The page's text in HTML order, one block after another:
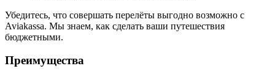
Убедитесь, что совершать перелёты выгодно возможно с
Aviakassa. Мы знаем, как сделать ваши путешествия
бюджетными.
Преимущества